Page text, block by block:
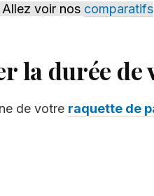
voir nos comparatifs
la durée de
de votre raquette de